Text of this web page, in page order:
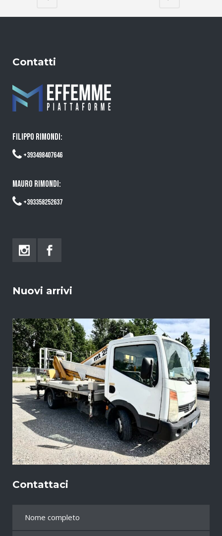
Contatti
FILIPPO RIMONDI:
+393498407646
MAURO RIMONDI:
+393358252637
Nuovi arrivi
Contattaci